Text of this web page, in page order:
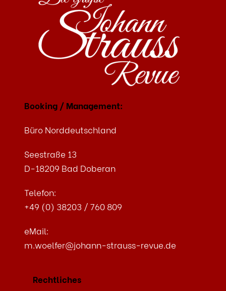
Booking / Management:
Büro Norddeutschland
Seestraße 13
D-18209 Bad Doberan
Telefon:
+49 (0) 38203 / 760 809
eMail:
m.woelfer@johann-strauss-revue.de
Rechtliches